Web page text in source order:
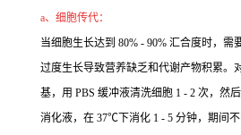
a、细胞传代：
当细胞生长达到 80% - 90% 汇合度时，
过度生长导致营养缺乏和代谢产物积累。
基，用 PBS 缓冲液清洗细胞 1 - 2 次，然
消化液，在 37℃下消化 1 - 5 分钟，期间